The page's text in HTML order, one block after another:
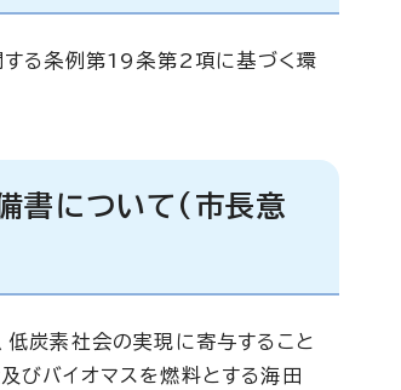
る条例第19条第2項に基づく環
書について(市長意
低炭素社会の実現に寄与すること
びバイオマスを燃料とする海田